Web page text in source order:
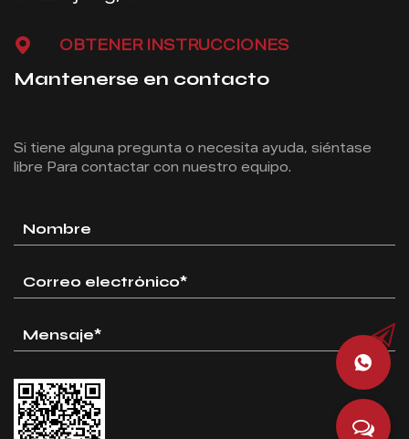
OBTENER INSTRUCCIONES
Mantenerse en contacto
Si tiene alguna pregunta o necesita ayuda, siéntase
libre Para contactar con nuestro equipo.